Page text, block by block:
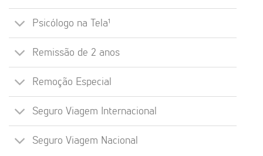
Psicólogo na Tela¹
Remissão de 2 anos
Remoção Especial
Seguro Viagem Internacional
Seguro Viagem Nacional